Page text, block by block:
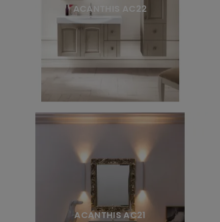
ACANTHIS AC22
ACANTHIS AC21